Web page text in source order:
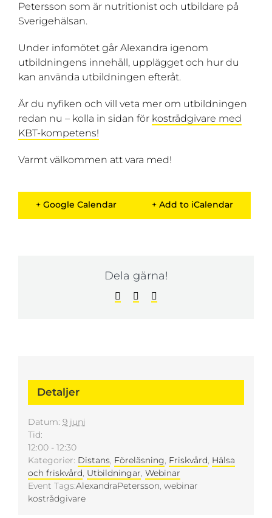
Petersson som är nutritionist och utbildare på
Sverigehälsan.
Under infomötet går Alexandra igenom
utbildningens innehåll, upplägget och hur du
kan använda utbildningen efteråt.
Är du nyfiken och vill veta mer om utbildningen
redan nu – kolla in sidan för kostrådgivare med
KBT-kompetens!
Varmt välkommen att vara med!
+ Google Calendar + Add to iCalendar
Dela gärna!
FacebookLinkedIn
post
Detaljer
Datum: 9 juni
Tid:
12:00 - 12:30
Kategorier: Distans, Föreläsning, Friskvård, Hälsa
och friskvård, Utbildningar, Webinar
Event Tags:AlexandraPetersson, webinar
kostrådgivare